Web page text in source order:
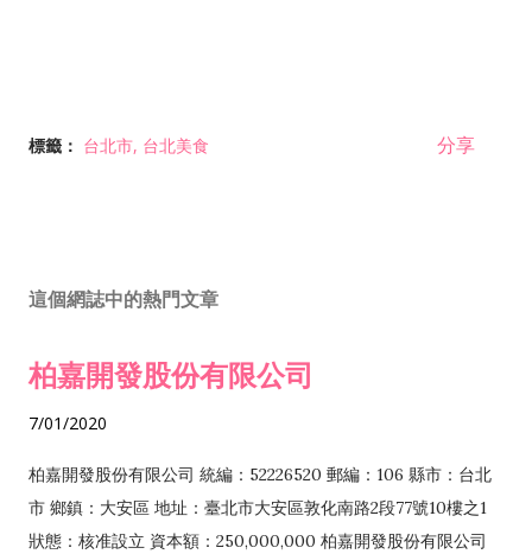
標籤： 台北市 台北美食 分享
這個網誌中的熱門文章
柏嘉開發股份有限公司
7/01/2020
柏嘉開發股份有限公司 統編：52226520 郵編：106 縣市：台北
市 鄉鎮：大安區 地址：臺北市大安區敦化南路2段77號10樓之1
狀態：核准設立 資本額：250,000,000 柏嘉開發股份有限公司